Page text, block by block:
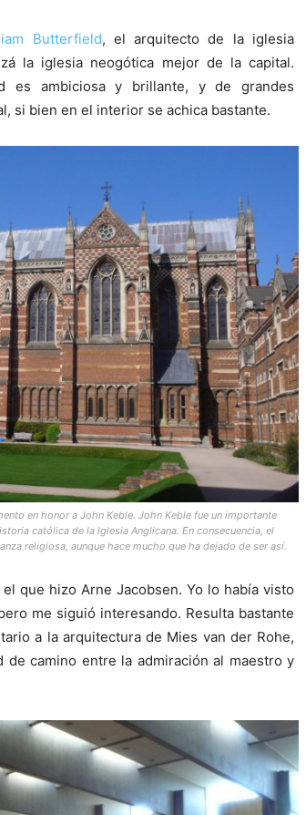
Butterfield, el arquitecto de la iglesia
la iglesia neogótica mejor de la capital.
es ambiciosa y brillante, y de grandes
si bien en el interior se achica bastante.
en honor a John Keble. John Keble fue un importante
católica de la Iglesia Anglicana. En consecuencia, el
religiosa, aunque hace mucho que ha dejado de ser así.
el que hizo Arne Jacobsen. Yo lo había visto
me siguió interesando. Resulta bastante
a la arquitectura de Mies van der Rohe,
camino entre la admiración al maestro y